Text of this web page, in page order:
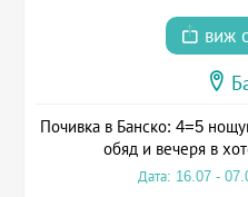
виж
Почивка в Банско: 4=5
обяд и вечеря в
Дата: 16.07 -